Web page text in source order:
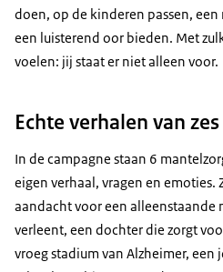
doen, op de kinderen passen,
een luisterend oor bieden. Met
voelen: jij staat er niet alleen voor.
Echte verhalen van
In de campagne staan 6
eigen verhaal, vragen en emoties.
aandacht voor een alleenstaande
verleent, een dochter die zorgt
vroeg stadium van Alzheimer, een